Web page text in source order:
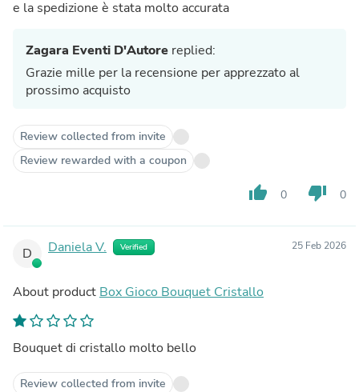
e la spedizione è stata molto accurata
Zagara Eventi D'Autore replied:
Grazie mille per la recensione per apprezzato al
prossimo acquisto
Review collected from invite
Review rewarded with a coupon
thumb_up 0 thumb_down 0
D Daniela V. Verified 25 Feb 2026
About product Box Gioco Bouquet Cristallo
Bouquet di cristallo molto bello
Review collected from invite